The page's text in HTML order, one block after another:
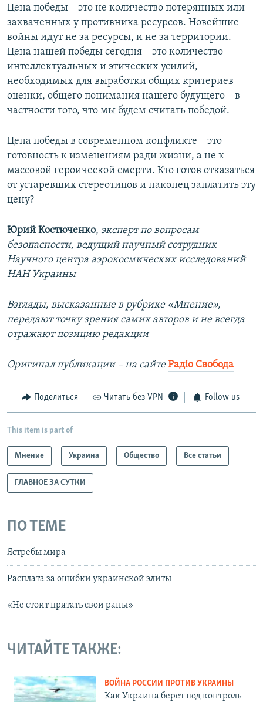
Цена победы ‒ это не количество потерянных или
захваченных у противника ресурсов. Новейшие
войны идут не за ресурсы, и не за территории.
Цена нашей победы сегодня ‒ это количество
интеллектуальных и этических усилий,
необходимых для выработки общих критериев
оценки, общего понимания нашего будущего – в
частности того, что мы будем считать победой.
Цена победы в современном конфликте ‒ это
готовность к изменениям ради жизни, а не к
массовой героической смерти. Кто готов отказаться
от устаревших стереотипов и наконец заплатить эту
цену?
Юрий Костюченко, эксперт по вопросам
безопасности, ведущий научный сотрудник
Научного центра аэрокосмических исследований
НАН Украины
Взгляды, высказанные в рубрике «Мнение»,
передают точку зрения самих авторов и не всегда
отражают позицию редакции
Оригинал публикации – на сайтеРадіо Свобода
Поделиться Читать без VPN Follow us
This item is part of
Мнение Украина Общество Все статьи
ГЛАВНОЕ ЗА СУТКИ
ПО ТЕМЕ
Ястребы мира
Расплата за ошибки украинской элиты
«Не стоит прятать свои раны»
ЧИТАЙТЕ ТАКЖЕ:
ВОЙНА РОССИИ ПРОТИВ УКРАИНЫ
Как Украина берет под контроль